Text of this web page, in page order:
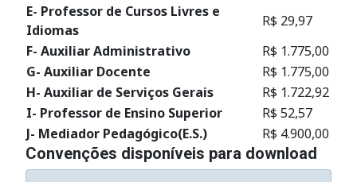
E- Professor de Cursos Livres e
Idiomas
R$ 29,97
F- Auxiliar Administrativo
R$ 1.775,00
G- Auxiliar Docente
R$ 1.775,00
H- Auxiliar de Serviços Gerais
R$ 1.722,92
I- Professor de Ensino Superior
R$ 52,57
J- Mediador Pedagógico(E.S.)
R$ 4.900,00
Convenções disponíveis para download